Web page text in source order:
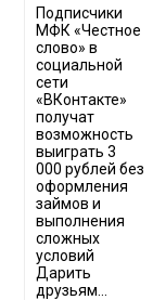
Подписчики
МФК «Честное
слово» в
социальной
сети
«ВКонтакте»
получат
возможность
выиграть 3
000 рублей без
оформления
займов и
выполнения
сложных
условий
Дарить
друзьям...